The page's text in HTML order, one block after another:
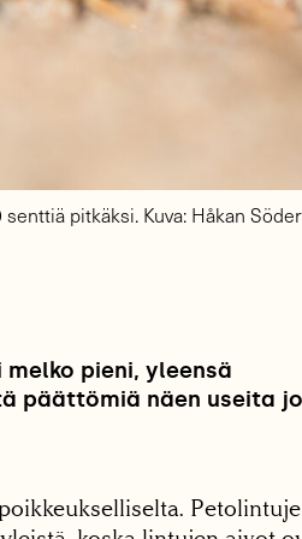
pitkäksi. Kuva: Håkan
pieni, yleensä
päättömiä näen useita